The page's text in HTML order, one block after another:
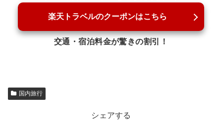
楽天トラベルのクーポンはこちら
交通・宿泊料金が驚きの割引！
国内旅行
シェアする